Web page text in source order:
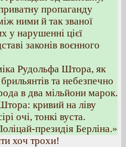
пропаганду
ними й так званої
у нарушенні цієї
законів воєнного
Рудольфа Штора, як
та небезпечно
в два мільйони марок.
кривий на ліву
очі, тонкі вуста.
президія Берліна.»
хоч трохи!